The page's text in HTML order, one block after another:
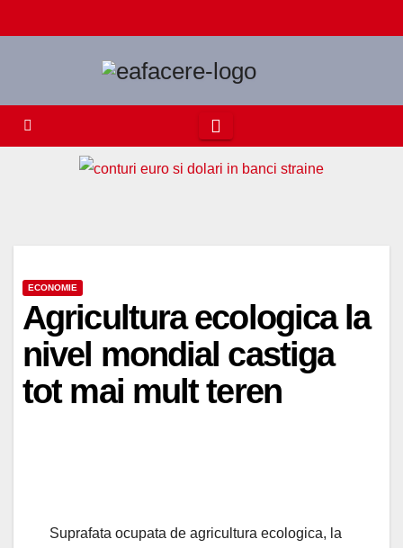
to
ECONOMIE
Agricultura ecologica la
nivel mondial castiga
tot mai mult teren
Suprafata ocupata de agricultura ecologica, la